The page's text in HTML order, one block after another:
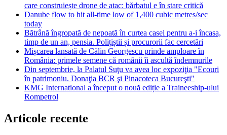
care construiește drone de atac: bărbatul e în stare critică
Danube flow to hit all-time low of 1,400 cubic metres/sec
today
Bătrână îngropată de nepoată în curtea casei pentru a-i încasa,
timp de un an, pensia. Polițiștii și procurorii fac cercetări
Mișcarea lansată de Călin Georgescu prinde amploare în
România: primele semene că românii îi ascultă îndemnurile
Din septembrie, la Palatul Suţu va avea loc expoziţia "Ecouri
în patrimoniu. Donaţia BCR şi Pinacoteca Bucureşti"
KMG International a început o nouă ediție a Traineeship-ului
Rompetrol
Articole recente